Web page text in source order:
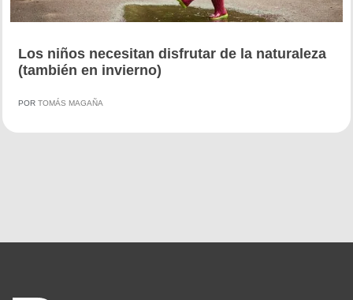
Los niños necesitan disfrutar de la naturaleza
(también en invierno)
POR TOMÁS MAGAÑA